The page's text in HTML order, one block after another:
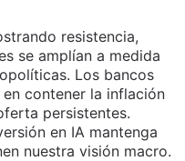
resistencia,
se amplían a medida
Los bancos
contener la inflación
persistentes.
en IA mantenga
nuestra visión macro.